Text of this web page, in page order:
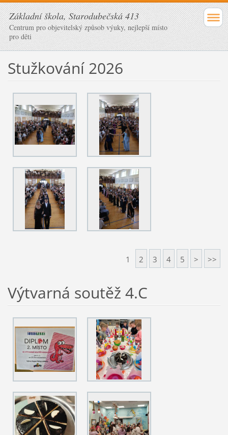
Základní škola, Starodubečská 413
Centrum pro objevitelský způsob výuky, nejlepší místo
pro děti
Stužkování 2026
1 2 3 4 5 > >>
Výtvarná soutěž 4.C